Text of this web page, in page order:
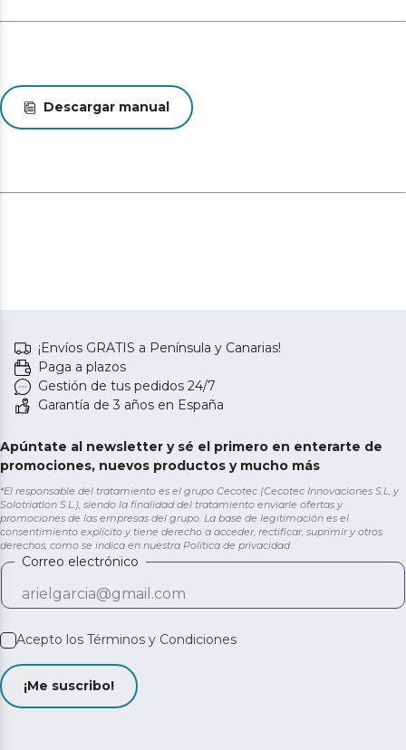
Descargar manual
¡Envíos GRATIS a Península y Canarias!
Paga a plazos
Gestión de tus pedidos 24/7
Garantía de 3 años en España
Apúntate al newsletter y sé el primero en enterarte de
promociones, nuevos productos y mucho más
*El responsable del tratamiento es el grupo Cecotec (Cecotec Innovaciones S.L. y
Solotriatlon S.L.), siendo la finalidad del tratamiento enviarle ofertas y
promociones de las empresas del grupo. La base de legitimación es el
consentimiento explícito y tiene derecho a acceder, rectificar, suprimir y otros
derechos, como se indica en nuestra Política de privacidad
Correo electrónico
Acepto los Términos y Condiciones
¡Me suscribo!